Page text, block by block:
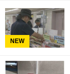
NEW